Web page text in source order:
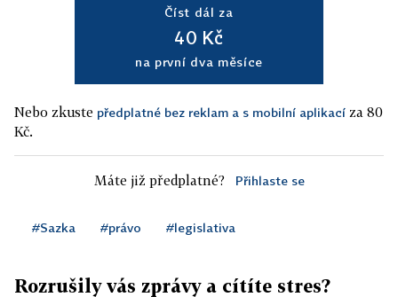
Číst dál za
40 Kč
na první dva měsíce
Nebo zkuste předplatné bez reklam a s mobilní aplikací za 80
Kč.
Máte již předplatné? Přihlaste se
#Sazka #právo #legislativa
Rozrušily vás zprávy a cítíte stres?